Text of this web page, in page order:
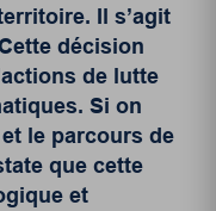
Il s’agit
décision
de lutte
Si on
le parcours de
que cette
et